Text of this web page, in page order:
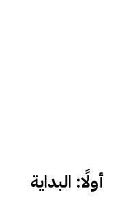
أولًا: البداية